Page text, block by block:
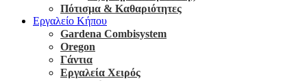
Πότισμα & Καθαριότητες
Εργαλείο Κήπου
Gardena Combisystem
Oregon
Γάντια
Εργαλεία Χειρός